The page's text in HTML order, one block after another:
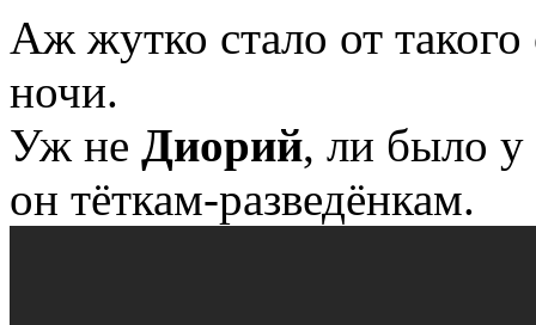
Аж жутко стало от
ночи.
Уж не Диорий, ли было у
он тёткам-разведёнкам.